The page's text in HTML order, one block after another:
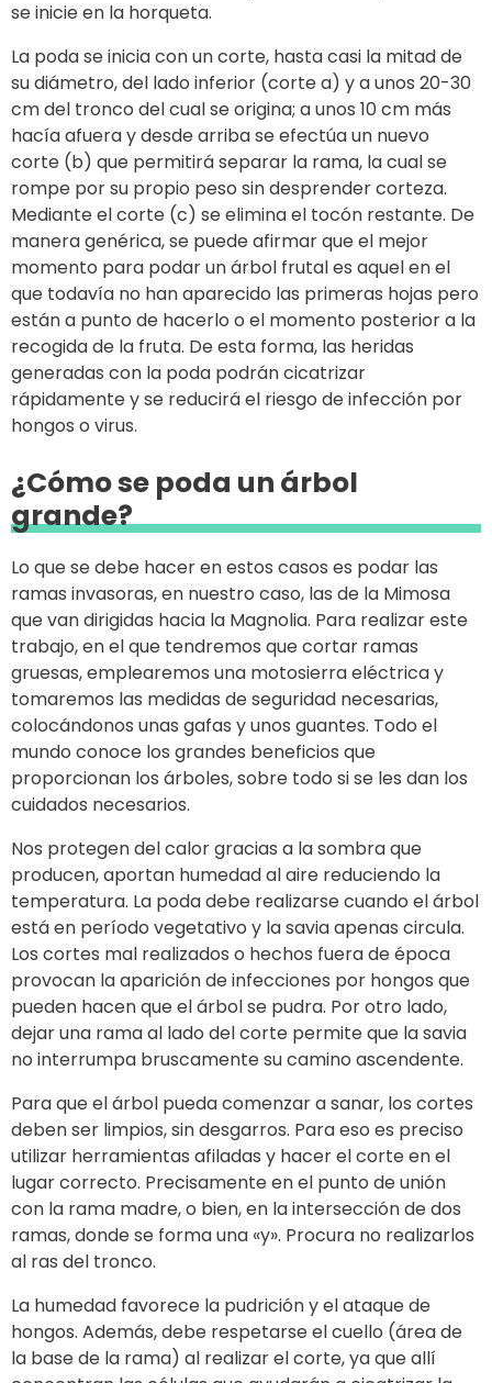
se inicie en la horqueta.
La poda se inicia con un corte, hasta casi la mitad de
su diámetro, del lado inferior (corte a) y a unos 20-30
cm del tronco del cual se origina; a unos 10 cm más
hacía afuera y desde arriba se efectúa un nuevo
corte (b) que permitirá separar la rama, la cual se
rompe por su propio peso sin desprender corteza.
Mediante el corte (c) se elimina el tocón restante. De
manera genérica, se puede afirmar que el mejor
momento para podar un árbol frutal es aquel en el
que todavía no han aparecido las primeras hojas pero
están a punto de hacerlo o el momento posterior a la
recogida de la fruta. De esta forma, las heridas
generadas con la poda podrán cicatrizar
rápidamente y se reducirá el riesgo de infección por
hongos o virus.
¿Cómo se poda un árbol
grande?
Lo que se debe hacer en estos casos es podar las
ramas invasoras, en nuestro caso, las de la Mimosa
que van dirigidas hacia la Magnolia. Para realizar este
trabajo, en el que tendremos que cortar ramas
gruesas, emplearemos una motosierra eléctrica y
tomaremos las medidas de seguridad necesarias,
colocándonos unas gafas y unos guantes. Todo el
mundo conoce los grandes beneficios que
proporcionan los árboles, sobre todo si se les dan los
cuidados necesarios.
Nos protegen del calor gracias a la sombra que
producen, aportan humedad al aire reduciendo la
temperatura. La poda debe realizarse cuando el árbol
está en período vegetativo y la savia apenas circula.
Los cortes mal realizados o hechos fuera de época
provocan la aparición de infecciones por hongos que
pueden hacen que el árbol se pudra. Por otro lado,
dejar una rama al lado del corte permite que la savia
no interrumpa bruscamente su camino ascendente.
Para que el árbol pueda comenzar a sanar, los cortes
deben ser limpios, sin desgarros. Para eso es preciso
utilizar herramientas afiladas y hacer el corte en el
lugar correcto. Precisamente en el punto de unión
con la rama madre, o bien, en la intersección de dos
ramas, donde se forma una «y». Procura no realizarlos
al ras del tronco.
La humedad favorece la pudrición y el ataque de
hongos. Además, debe respetarse el cuello (área de
la base de la rama) al realizar el corte, ya que allí